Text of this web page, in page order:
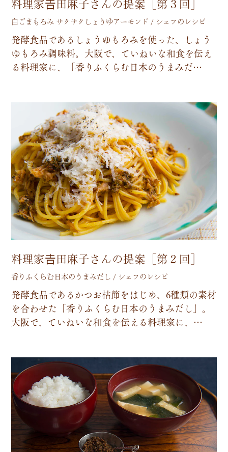
料理家𠮷田麻子さんの提案［第３回］
白ごまもろみ サクサクしょうゆアーモンド / シェフのレシピ
発酵食品であ る し ょ う ゆ も ろみを使っ た、 し ょ う
ゆ も ろみ調味料。 大阪で、 ていねい な和食を伝え
る料理家に、 「香 りふ く らむ日本の う まみだ…
料理家𠮷田麻子さんの提案［第２回］
香りふくらむ日本のうまみだし / シェフのレシピ
発酵食品であ るかつお枯節をは じめ、 6種類の素材
を合わせた 「香 りふ く らむ日本の う まみだ し 」 。
大阪で、 ていねい な和食を伝え る料理家に、 …